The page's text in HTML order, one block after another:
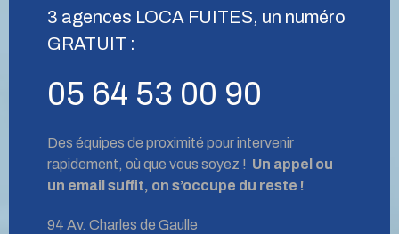
3 agences LOCA FUITES, un numéro
GRATUIT :
05 64 53 00 90
Des équipes de proximité pour intervenir
rapidement, où que vous soyez ! Un appel ou
un email suffit, on s’occupe du reste !
94 Av. Charles de Gaulle